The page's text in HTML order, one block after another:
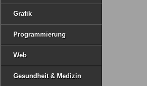
Grafik
Programmierung
Web
Gesundheit & Medizin